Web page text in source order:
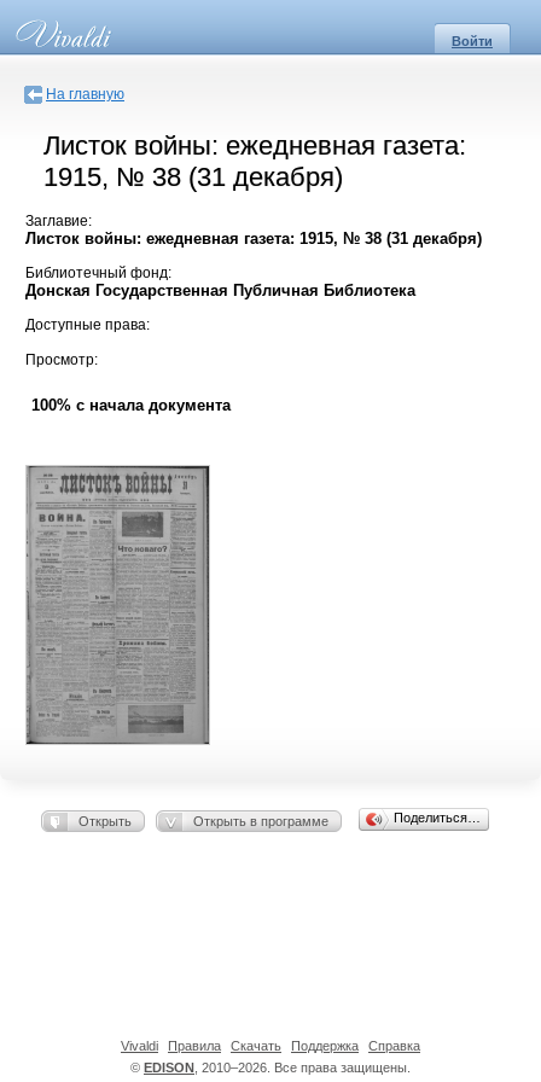
Войти
На главную
Листок войны: ежедневная газета:
1915, № 38 (31 декабря)
Заглавие:
Листок войны: ежедневная газета: 1915, № 38 (31 декабря)
Библиотечный фонд:
Донская Государственная Публичная Библиотека
Доступные права:
Просмотр:
100% с начала документа
Открыть Открыть в программе Поделиться…
© EDISON , 2010–2026. Все права защищены.
Vivaldi Правила Скачать Поддержка Справка